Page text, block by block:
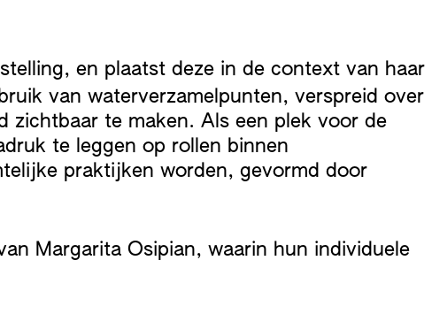
en plaatst deze in de context van haar
van waterverzamelpunten, verspreid over
zichtbaar te maken. Als een plek voor de
te leggen op rollen binnen
praktijken worden, gevormd door
Margarita Osipian, waarin hun individuele